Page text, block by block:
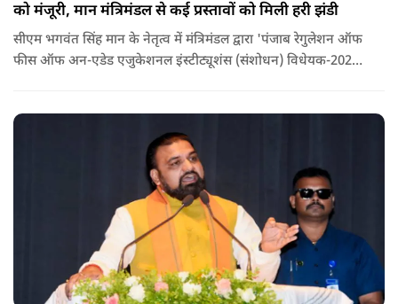
को मंजूरी, मान मंत्रिमंडल से कई प्रस्तावों को मिली हरी झंडी
सीएम भगवंत सिंह मान के नेतृत्व में मंत्रिमंडल द्वारा 'पंजाब रेगुलेशन ऑफ
फीस ऑफ अन-एडेड एजुकेशनल इंस्टीट्यूशंस (संशोधन) विधेयक-2026'
अन्य प्रस्तावों को भी मंजूरी दी गई है.